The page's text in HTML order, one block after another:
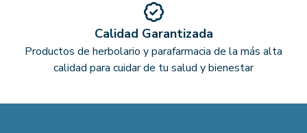
Calidad Garantizada
Productos de herbolario y parafarmacia de la más alta
calidad para cuidar de tu salud y bienestar